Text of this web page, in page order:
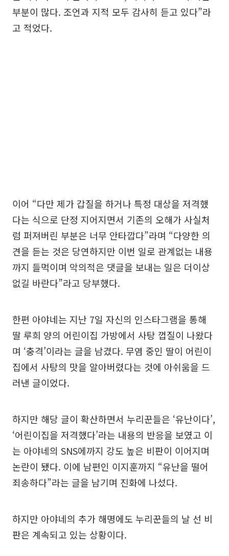
부분이 많다. 조언과 지적 모두 감사히 듣고 있다”라
고 적었다.
이어 “다만 제가 갑질을 하거나 특정 대상을 저격했
다는 식으로 단정 지어지면서 기존의 오해가 사실처
럼 퍼져버린 부분은 너무 안타깝다”라며 “다양한 의
견을 듣는 것은 당연하지만 이번 일로 관계없는 내용
까지 들먹이며 악의적은 댓글을 보내는 일은 더이상
없길 바란다”라고 당부했다.
한편 아야네는 지난 7일 자신의 인스타그램을 통해
딸 루희 양의 어린이집 가방에서 사탕 껍질이 나왔다
며 ‘충격’이라는 글을 남겼다. 무염 중인 딸이 어린이
집에서 사탕의 맛을 알아버렸다는 것에 아쉬움을 드
러낸 글이었다.
하지만 해당 글이 확산하면서 누리꾼들은 ‘유난이다’,
‘어린이집을 저격했다’라는 내용의 반응을 보였고 이
는 아야네의 SNS에까지 강도 높은 비판이 이어지며
논란이 됐다. 이에 남편인 이지훈까지 “유난을 떨어
죄송하다”라는 글을 남기며 진화에 나섰다.
하지만 아야네의 추가 해명에도 누리꾼들의 날 선 비
판은 계속되고 있는 상황이다.